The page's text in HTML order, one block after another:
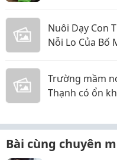
Nuôi Dạy Con
Nỗi Lo Của Bố
Trường mầm
Thạnh có ổn
Bài cùng chuyên